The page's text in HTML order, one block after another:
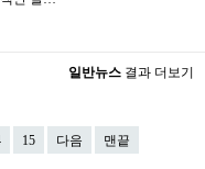
일반뉴스 결과 더보기
15 다음 맨끝